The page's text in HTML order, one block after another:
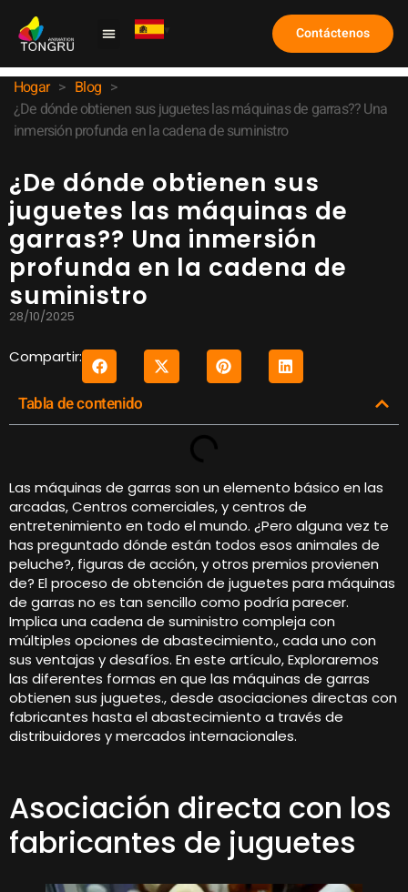
Contáctenos
Hogar > Blog >
¿De dónde obtienen sus juguetes las máquinas de garras?? Una
inmersión profunda en la cadena de suministro
¿De dónde obtienen sus
juguetes las máquinas de
garras?? Una inmersión
profunda en la cadena de
suministro
28/10/2025
Compartir:
Tabla de contenido
Las máquinas de garras son un elemento básico en las
arcadas, Centros comerciales, y centros de
entretenimiento en todo el mundo. ¿Pero alguna vez te
has preguntado dónde están todos esos animales de
peluche?, figuras de acción, y otros premios provienen
de? El proceso de obtención de juguetes para máquinas
de garras no es tan sencillo como podría parecer.
Implica una cadena de suministro compleja con
múltiples opciones de abastecimiento., cada uno con
sus ventajas y desafíos. En este artículo, Exploraremos
las diferentes formas en que las máquinas de garras
obtienen sus juguetes., desde asociaciones directas con
fabricantes hasta el abastecimiento a través de
distribuidores y mercados internacionales.
Asociación directa con los
fabricantes de juguetes